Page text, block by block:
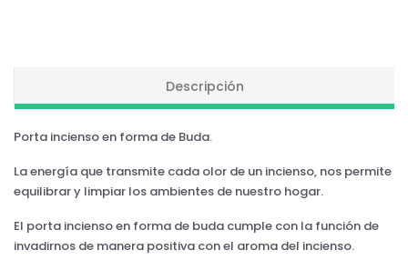
Descripción
Porta incienso en forma de Buda.
La energía que transmite cada olor de un incienso, nos permite
equilibrar y limpiar los ambientes de nuestro hogar.
El porta incienso en forma de buda cumple con la función de
invadirnos de manera positiva con el aroma del incienso.